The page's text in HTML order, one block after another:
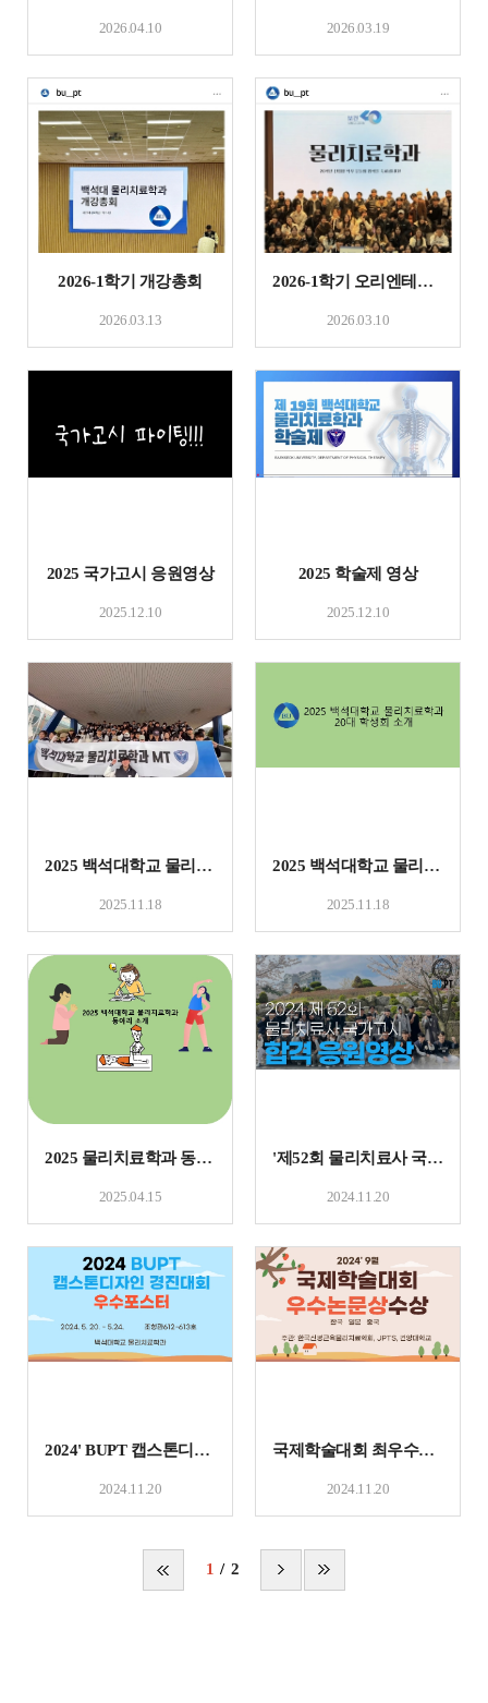
2026.04.10 2026.03.19
2026-1학기 개강총회
2026.03.13
2026-1학기 오리엔테이션
2026.03.10
2025 국가고시 응원영상
2025.12.10
2025 학술제 영상
2025.12.10
2025 백석대학교 물리치료학과 MT
2025.11.18
2025 백석대학교 물리치료학과 제20대 학생회 홍보영상
2025.11.18
2025 물리치료학과 동아리 소개
2025.04.15
'제52회 물리치료사 국가시험' 응원영상
2024.11.20
2024' BUPT 캡스톤디자인 경진대회: 우수포스터
2024.11.20
국제학술대회 최우수논문상 수상!
2024.11.20
1 2